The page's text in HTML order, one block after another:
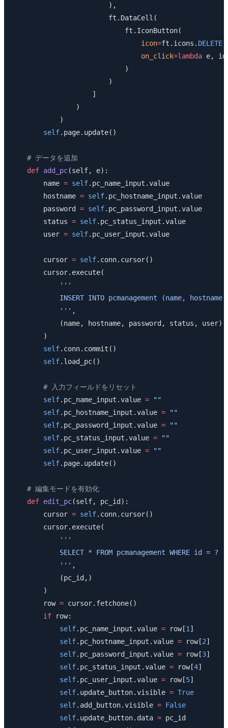
                        ),
                        ft.DataCell(
                            ft.IconButton(
                                icon
=ft.icons. DELETE,
                                on_click
=lambda e, id
                            )
                        )
                    ]
                )
            )
        self
.page.update()
    # データを追加
    def
add_pc(self, e):
        name
= self.pc_name_input.value
        hostname
= self.pc_hostname_input.value
        password
= self.pc_password_input.value
        status
= self.pc_status_input.value
        user
= self.pc_user_input.value
        cursor
= self.conn.cursor()
        cursor.execute(
            '''
INSERT INTO pcmanagement (name,
            '''
,
            (name, hostname, password, status, user)
        )
        self
.conn.commit()
        self
.load_pc()
        # 入力フィールドをリセット
        self
.pc_name_input.value = ""
        self
.pc_hostname_input.value = ""
        self
.pc_password_input.value = ""
        self
.pc_status_input.value = ""
        self
.pc_user_input.value = ""
        self
.page.update()
    # 編集モードを有効化
    def
edit_pc(self, pc_id):
        cursor
= self.conn.cursor()
        cursor.execute(
            '''
            SELECT * FROM pcmanagement WHERE id = ?
            '''
,
            (pc_id,)
        )
        row
= cursor.fetchone()
        if
row:
            self
.pc_name_input.value = row[1]
            self
.pc_hostname_input.value = row[2]
            self
.pc_password_input.value = row[3]
            self
.pc_status_input.value = row[4]
            self
.pc_user_input.value = row[5]
            self
.update_button.visible = True
            self
.add_button.visible = False
            self
.update_button.data = pc_id